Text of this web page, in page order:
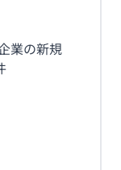
業の新規